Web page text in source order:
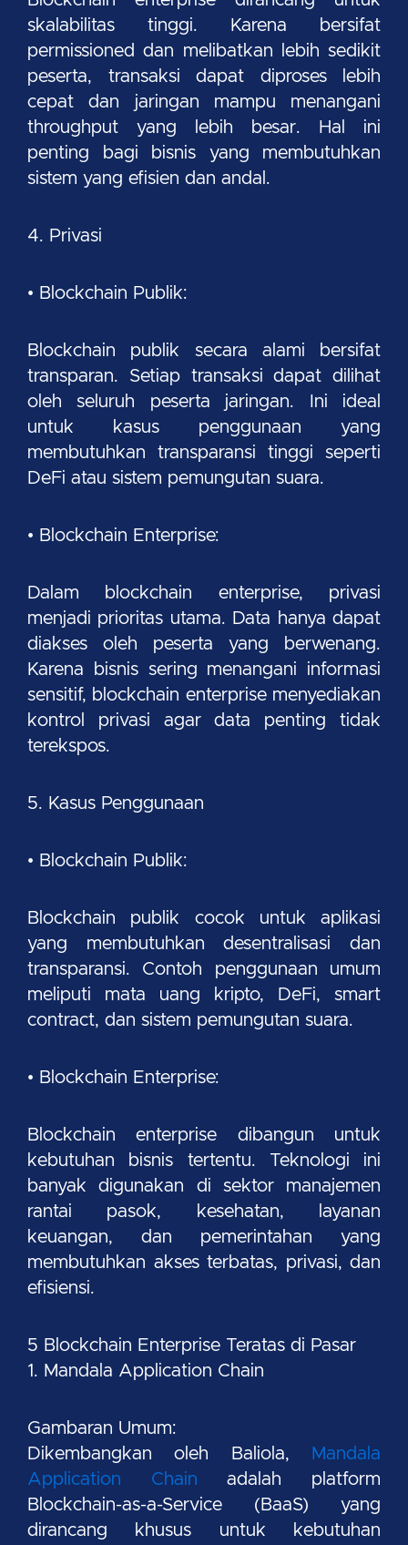
skalabilitas tinggi. Karena bersifat
permissioned dan melibatkan lebih sedikit
peserta, transaksi dapat diproses lebih
cepat dan jaringan mampu menangani
throughput yang lebih besar. Hal ini
penting bagi bisnis yang membutuhkan
sistem yang efisien dan andal.
4. Privasi
• Blockchain Publik:
Blockchain publik secara alami bersifat
transparan. Setiap transaksi dapat dilihat
oleh seluruh peserta jaringan. Ini ideal
untuk kasus penggunaan yang
membutuhkan transparansi tinggi seperti
DeFi atau sistem pemungutan suara.
• Blockchain Enterprise:
Dalam blockchain enterprise, privasi
menjadi prioritas utama. Data hanya dapat
diakses oleh peserta yang berwenang.
Karena bisnis sering menangani informasi
sensitif, blockchain enterprise menyediakan
kontrol privasi agar data penting tidak
terekspos.
5. Kasus Penggunaan
• Blockchain Publik:
Blockchain publik cocok untuk aplikasi
yang membutuhkan desentralisasi dan
transparansi. Contoh penggunaan umum
meliputi mata uang kripto, DeFi, smart
contract, dan sistem pemungutan suara.
• Blockchain Enterprise:
Blockchain enterprise dibangun untuk
kebutuhan bisnis tertentu. Teknologi ini
banyak digunakan di sektor manajemen
rantai pasok, kesehatan, layanan
keuangan, dan pemerintahan yang
membutuhkan akses terbatas, privasi, dan
efisiensi.
5 Blockchain Enterprise Teratas di Pasar
1. Mandala Application Chain
Gambaran Umum:
Dikembangkan oleh Baliola,
Mandala
Application Chain adalah platform
Blockchain-as-a-Service (BaaS) yang
dirancang khusus untuk kebutuhan